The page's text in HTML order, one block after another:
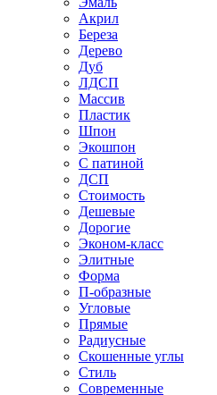
Акрил
Береза
Дерево
Дуб
ЛДСП
Массив
Пластик
Шпон
Экошпон
С патиной
ДСП
Стоимость
Дешевые
Дорогие
Эконом-класс
Элитные
Форма
П-образные
Угловые
Прямые
Радиусные
Скошенные углы
Стиль
Современные